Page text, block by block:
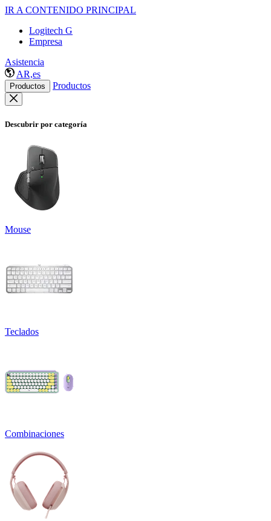
IR A CONTENIDO PRINCIPAL
Logitech G
Empresa
Asistencia
AR,es
Productos Productos
Descubrir por categoría
Mouse
Teclados
Combinaciones